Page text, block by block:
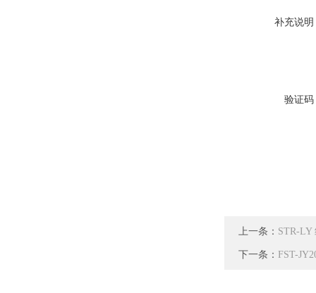
补充说明
验证码
上一条： STR-LY
下一条： FST-